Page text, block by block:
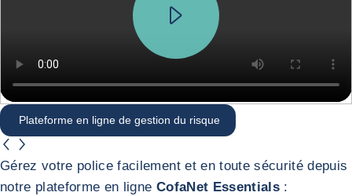
Plateforme en ligne de gestion du risque
button.previous
Plateforme en ligne de gestion du risque
Gérez votre police facilement et en toute sécurité depuis
notre plateforme en ligne CofaNet Essentials: